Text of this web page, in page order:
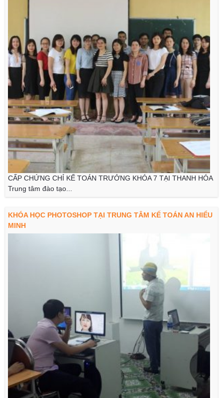
CẤP CHỨNG CHỈ KẾ TOÁN TRƯỞNG KHÓA 7 TẠI THANH HÓA
Trung tâm đào tạo...
KHÓA HỌC PHOTOSHOP TẠI TRUNG TÂM KẾ TOÁN AN HIỂU
MINH